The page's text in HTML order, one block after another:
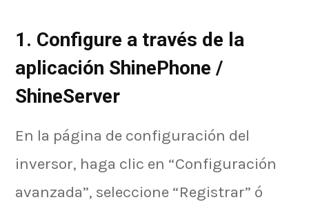
1. Configure a través de la
aplicación ShinePhone /
ShineServer
En la página de configuración del
inversor, haga clic en “Configuración
avanzada”, seleccione “Registrar” ó